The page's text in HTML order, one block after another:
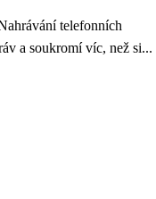
telefonních
a soukromí víc, než si...